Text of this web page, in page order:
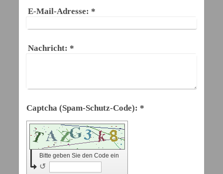
E-Mail-Adresse: *
Nachricht: *
Captcha (Spam-Schutz-Code): *
Bitte geben Sie den Code ein
↺